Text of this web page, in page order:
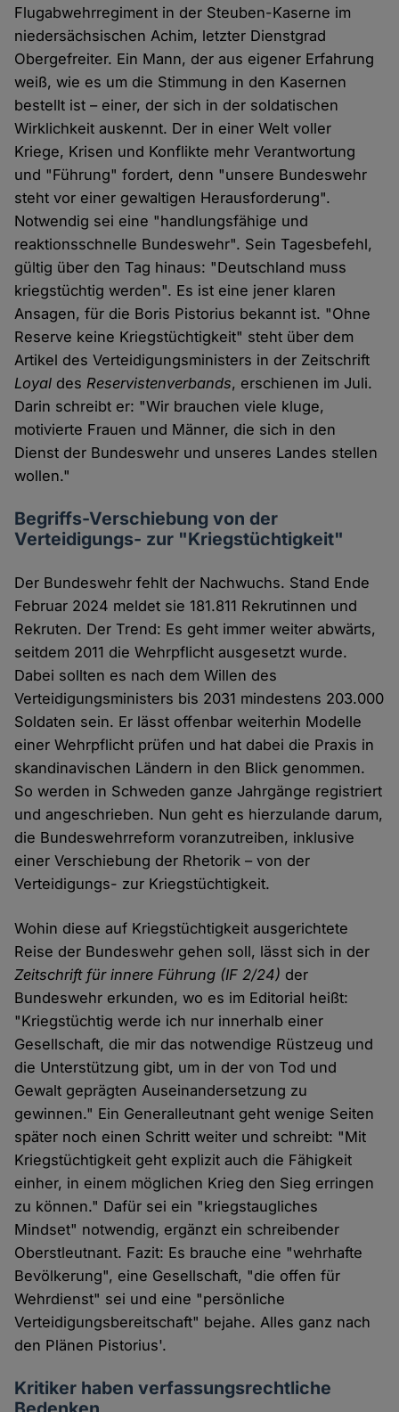
Flugabwehrregiment in der Steuben-Kaserne im
niedersächsischen Achim, letzter Dienstgrad
Obergefreiter. Ein Mann, der aus eigener Erfahrung
weiß, wie es um die Stimmung in den Kasernen
bestellt ist – einer, der sich in der soldatischen
Wirklichkeit auskennt. Der in einer Welt voller
Kriege, Krisen und Konflikte mehr Verantwortung
und "Führung" fordert, denn "unsere Bundeswehr
steht vor einer gewaltigen Herausforderung".
Notwendig sei eine "handlungsfähige und
reaktionsschnelle Bundeswehr". Sein Tagesbefehl,
gültig über den Tag hinaus: "Deutschland muss
kriegstüchtig werden". Es ist eine jener klaren
Ansagen, für die Boris Pistorius bekannt ist. "Ohne
Reserve keine Kriegstüchtigkeit" steht über dem
Artikel des Verteidigungsministers in der Zeitschrift
Loyal desReservistenverbands, erschienen im Juli.
Darin schreibt er: "Wir brauchen viele kluge,
motivierte Frauen und Männer, die sich in den
Dienst der Bundeswehr und unseres Landes stellen
wollen."
Begriffs-Verschiebung von der
Verteidigungs- zur "Kriegstüchtigkeit"
Der Bundeswehr fehlt der Nachwuchs. Stand Ende
Februar 2024 meldet sie 181.811 Rekrutinnen und
Rekruten. Der Trend: Es geht immer weiter abwärts,
seitdem 2011 die Wehrpflicht ausgesetzt wurde.
Dabei sollten es nach dem Willen des
Verteidigungsministers bis 2031 mindestens 203.000
Soldaten sein. Er lässt offenbar weiterhin Modelle
einer Wehrpflicht prüfen und hat dabei die Praxis in
skandinavischen Ländern in den Blick genommen.
So werden in Schweden ganze Jahrgänge registriert
und angeschrieben. Nun geht es hierzulande darum,
die Bundeswehrreform voranzutreiben, inklusive
einer Verschiebung der Rhetorik – von der
Verteidigungs- zur Kriegstüchtigkeit.
Wohin diese auf Kriegstüchtigkeit ausgerichtete
Reise der Bundeswehr gehen soll, lässt sich in der
Zeitschrift für innere Führung (IF 2/24) der
Bundeswehr erkunden, wo es im Editorial heißt:
"Kriegstüchtig werde ich nur innerhalb einer
Gesellschaft, die mir das notwendige Rüstzeug und
die Unterstützung gibt, um in der von Tod und
Gewalt geprägten Auseinandersetzung zu
gewinnen." Ein Generalleutnant geht wenige Seiten
später noch einen Schritt weiter und schreibt: "Mit
Kriegstüchtigkeit geht explizit auch die Fähigkeit
einher, in einem möglichen Krieg den Sieg erringen
zu können." Dafür sei ein "kriegstaugliches
Mindset" notwendig, ergänzt ein schreibender
Oberstleutnant. Fazit: Es brauche eine "wehrhafte
Bevölkerung", eine Gesellschaft, "die offen für
Wehrdienst" sei und eine "persönliche
Verteidigungsbereitschaft" bejahe. Alles ganz nach
den Plänen Pistorius'.
Kritiker haben verfassungsrechtliche